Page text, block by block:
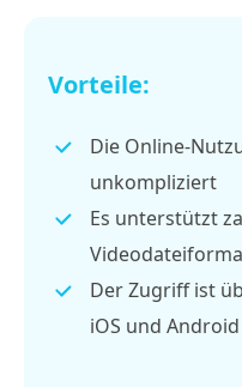
Vorteile:
Die Online-
unkompliziert
Es unterstützt
Der Zugriff ist
iOS und